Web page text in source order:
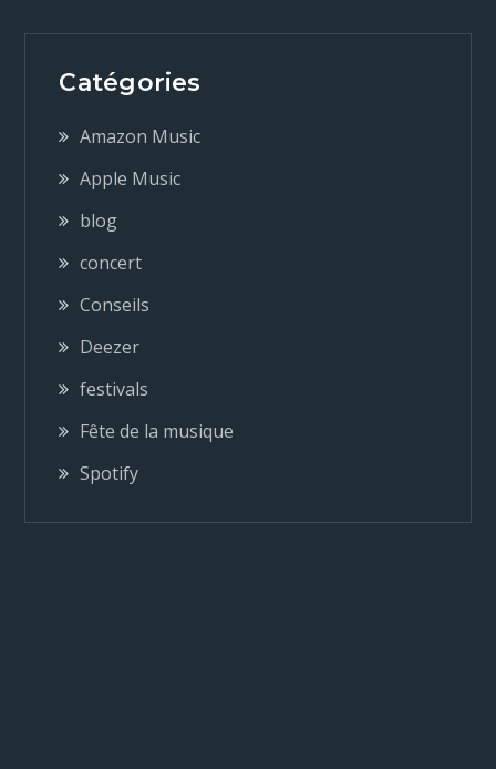
i
g
a
t
o
n
d
e
Catégories
Amazon Music
Apple Music
blog
concert
Conseils
Deezer
festivals
Fête de la musique
Spotify